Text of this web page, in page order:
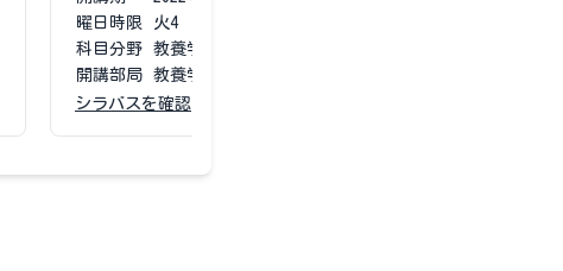
曜日時限
火4
科目分野
教養学部専門
開講部局
教養学部
シラバスを確認